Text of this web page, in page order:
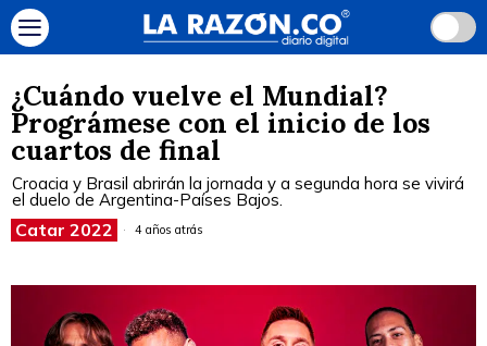
¿Cuándo vuelve el Mundial?
Prográmese con el inicio de los
cuartos de final
Croacia y Brasil abrirán la jornada y a segunda hora se vivirá
el duelo de Argentina-Países Bajos.
Catar 2022 4 años atrás